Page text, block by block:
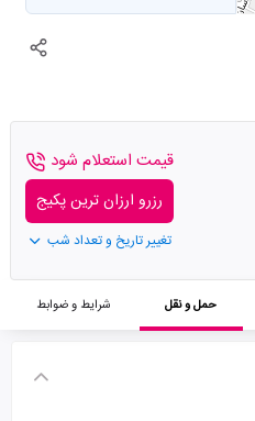
قیمت استعلام شود
رزرو ارزان ترین پکیج
تغییر تاریخ و تعداد شب
حمل و نقل شرایط و ضوابط